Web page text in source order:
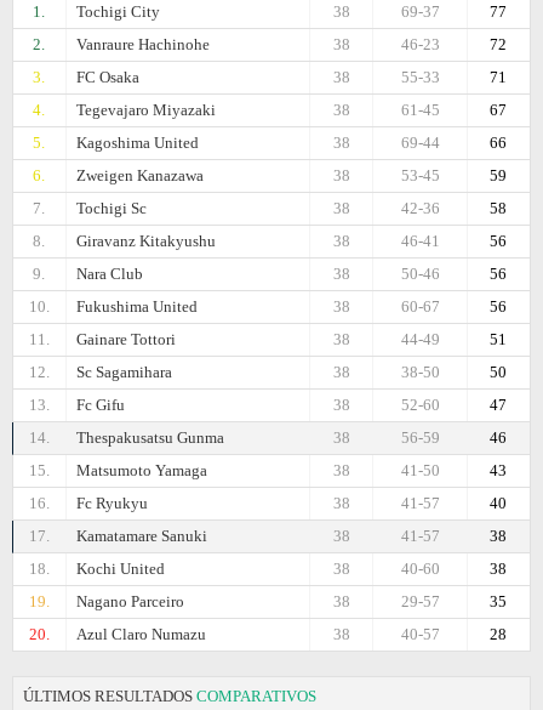
1.
Tochigi City 77
69-37
38
2.
Vanraure Hachinohe 72
46-23
38
3.
FC Osaka 71
55-33
38
4.
Tegevajaro Miyazaki 67
61-45
38
5.
Kagoshima United 66
69-44
38
6.
Zweigen Kanazawa 59
53-45
38
7.
Tochigi Sc 58
42-36
38
8.
Giravanz Kitakyushu 56
46-41
38
9.
Nara Club 56
50-46
38
10.
Fukushima United 56
60-67
38
11.
Gainare Tottori 51
44-49
38
12.
Sc Sagamihara 50
38-50
38
13.
Fc Gifu 47
52-60
38
14.
Thespakusatsu Gunma 46
56-59
38
15.
Matsumoto Yamaga 43
41-50
38
16.
Fc Ryukyu 40
41-57
38
17.
Kamatamare Sanuki 38
41-57
38
18.
Kochi United 38
40-60
38
19.
Nagano Parceiro 35
29-57
38
20.
Azul Claro Numazu 28
40-57
38
ÚLTIMOS RESULTADOS COMPARATIVOS